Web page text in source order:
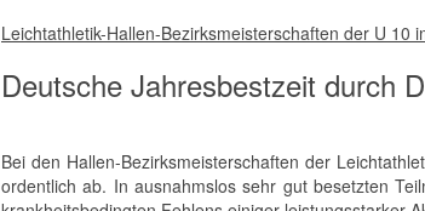
Leichtathletik-Hallen-Bezirksmeisterschaften der U 10
Deutsche Jahresbestzeit durch
Bei den Hallen-Bezirksmeisterschaften der
ordentlich ab. In ausnahmslos sehr gut besetzten